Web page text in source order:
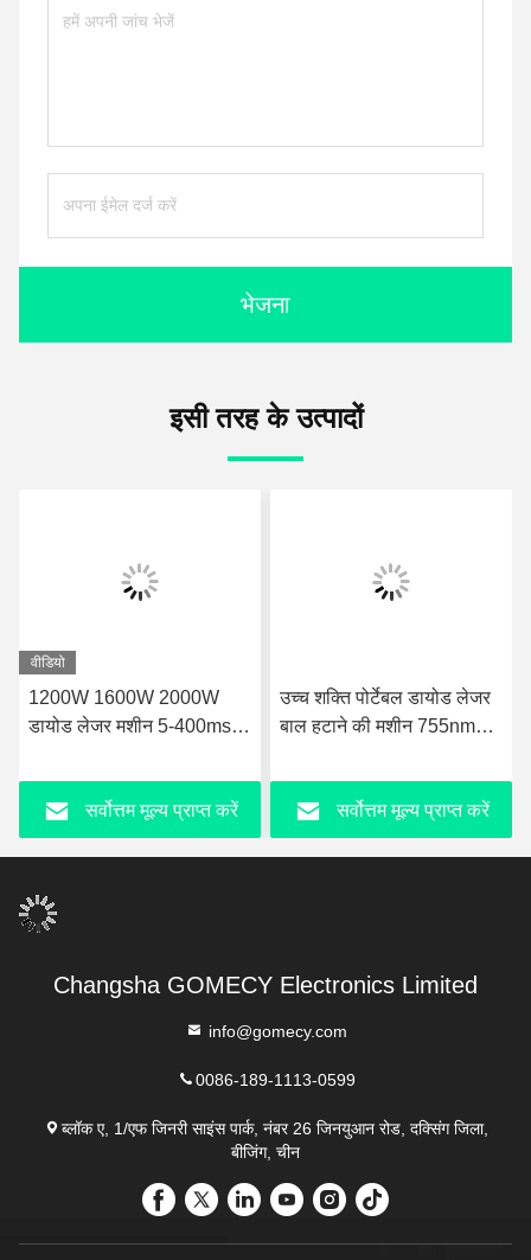
भेजना
इसी तरह के उत्पादों
उच्च शक्ति पोर्टेबल डायोड लेजर
बाल हटाने की मशीन 755nm
सर्वोत्तम मूल्य प्राप्त करें
बाल हटाने के लिए 5-400ms
सैलून डायोड लेजर मशीन
सर्वोत्तम मूल्य प्राप्त करें
Changsha GOMECY Electronics Limited
info@gomecy.com
0086-189-1113-0599
ब्लॉक ए, 1/एफ जिनरी साइंस पार्क, नंबर 26 जिनयुआन रोड, दक्सिंग जिला,
बीजिंग, चीन